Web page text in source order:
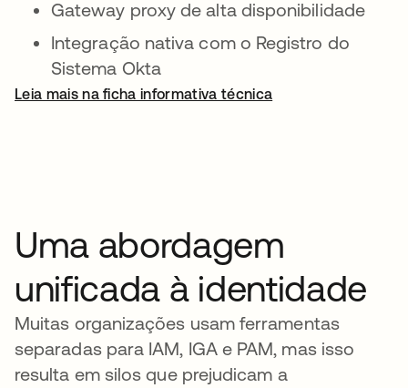
Gateway proxy de alta disponibilidade
Integração nativa com o Registro do
Sistema Okta
Leia mais na ficha informativa técnica
Uma abordagem
unificada à identidade
Muitas organizações usam ferramentas
separadas para IAM, IGA e PAM, mas isso
resulta em silos que prejudicam a